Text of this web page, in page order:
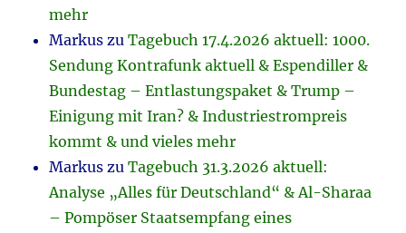
mehr
Markus zuTagebuch 17.4.2026 aktuell: 1000.
Sendung Kontrafunk aktuell & Espendiller &
Bundestag – Entlastungspaket & Trump –
Einigung mit Iran? & Industriestrompreis
kommt & und vieles mehr
Markus zuTagebuch 31.3.2026 aktuell:
Analyse „Alles für Deutschland“ & Al-Sharaa
– Pompöser Staatsempfang eines